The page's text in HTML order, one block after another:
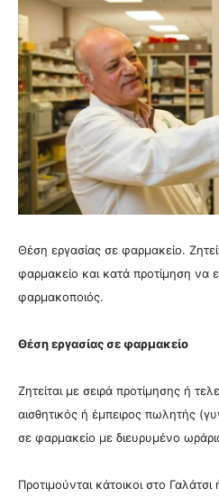
Θέση εργασίας σε φαρμακείο.
φαρμακείο και κατά προτίμηση να
φαρμακοποιός.
Θέση εργασίας σε φαρμακείο
Ζητείται με σειρά προτίμησης ή
αισθητικός ή έμπειρος πωλητής
σε φαρμακείο με διευρυμένο
Προτιμούνται κάτοικοι στο